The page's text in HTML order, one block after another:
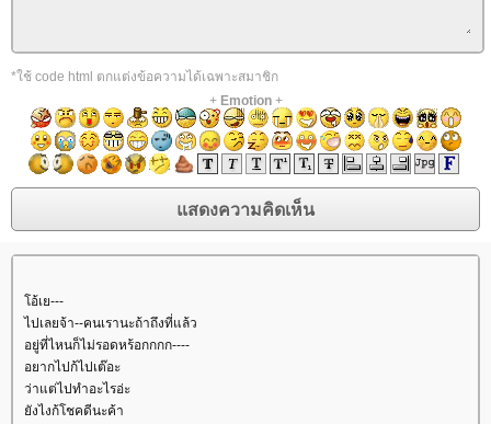
*ใช้ code html ตกแต่งข้อความได้เฉพาะสมาชิก
+ Emotion+
อ้เย---
ไปเลยจ้า--คนเรานะถ้าถึงที่แล้ว
อยู่ที่ไหนก็ไม่รอดหร้อกกกก----
อยากไปก้ไปเต๊อะ
ว่าแต่ไปทำอะไรอ่ะ
ังไงก้โชคดีนะค้า